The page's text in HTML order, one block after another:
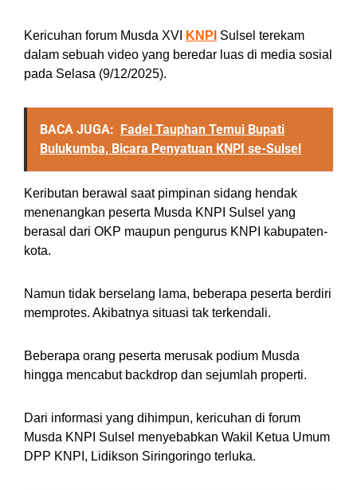
Kericuhan forum Musda XVI KNPI Sulsel terekam
dalam sebuah video yang beredar luas di media sosial
pada Selasa (9/12/2025).
BACA JUGA: Fadel Tauphan Temui Bupati
Bulukumba, Bicara Penyatuan KNPI se-Sulsel
Keributan berawal saat pimpinan sidang hendak
menenangkan peserta Musda KNPI Sulsel yang
berasal dari OKP maupun pengurus KNPI kabupaten-
kota.
Namun tidak berselang lama, beberapa peserta berdiri
memprotes. Akibatnya situasi tak terkendali.
Beberapa orang peserta merusak podium Musda
hingga mencabut backdrop dan sejumlah properti.
Dari informasi yang dihimpun, kericuhan di forum
Musda KNPI Sulsel menyebabkan Wakil Ketua Umum
DPP KNPI, Lidikson Siringoringo terluka.